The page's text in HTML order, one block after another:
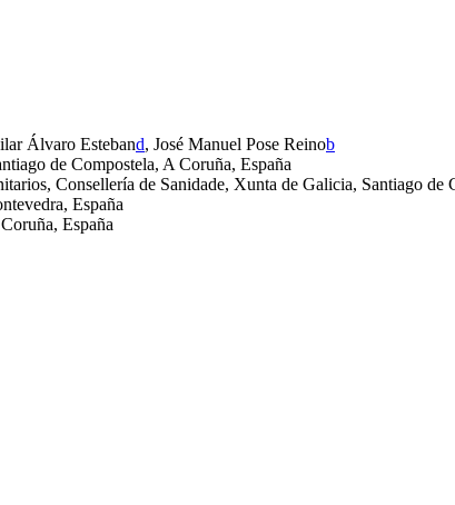
Álvaro Esteband, José Manuel Pose Reinob
de Compostela, A Coruña, España
Consellería de Sanidade, Xunta de Galicia, Santiago de
España
España